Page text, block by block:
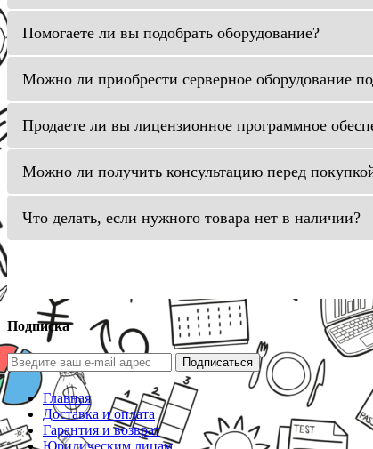
Помогаете ли вы подобрать оборудование?
Можно ли приобрести серверное оборудование
Продаете ли вы лицензионное программное
Можно ли получить консультацию перед
Что делать, если нужного товара нет в наличии?
Подписка
Подписаться
Главная
Доставка и оплата
Гарантия и возврат